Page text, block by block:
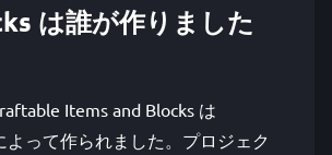
は誰が作りました
Items and Blocks は
よって作られました。プロジェク